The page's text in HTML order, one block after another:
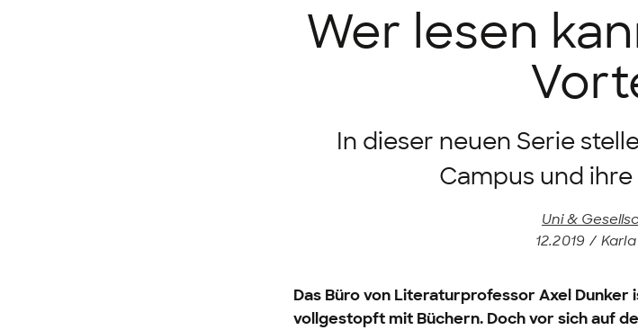
Wer lesen
In dieser neuen Serie
Campus und
Uni &
12.2019 /
Das Büro von Literaturprofessor Axel
vollgestopft mit Büchern. Doch vor sich auf